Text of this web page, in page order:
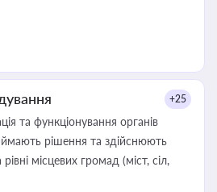
+25
та функціонування органів
рішення та здійснюють
рівні місцевих громад (міст, сіл,